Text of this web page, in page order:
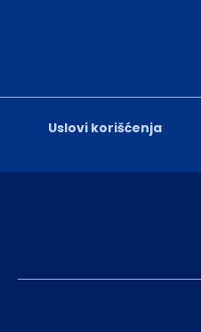
Uslovi korišćenja